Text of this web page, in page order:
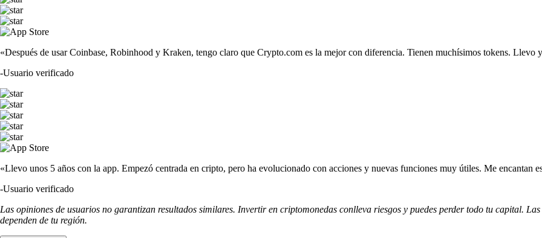
«Después de usar Coinbase, Robinhood y Kraken, tengo claro que Crypto.com es la mejor con diferencia. Tienen muchísimos tokens.
-Usuario verificado
«Llevo unos 5 años con la app. Empezó centrada en cripto, pero ha evolucionado con acciones y nuevas funciones muy útiles. Me encantan
-Usuario verificado
Las opiniones de usuarios no garantizan resultados similares. Invertir en criptomonedas conlleva riesgos y puedes perder todo tu capital.
dependen de tu región.